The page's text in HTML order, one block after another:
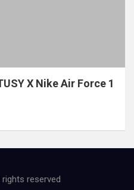
X Nike Air Force 1
reserved